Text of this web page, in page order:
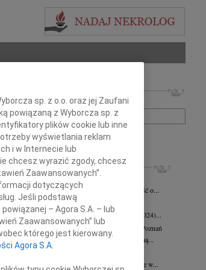
Imię i nazwisko lub numer ogłoszenia:
+ szukanie zaawansowane
INNE NEKROLOGI
Elżbieta Fikus 05.08.2026Poznań
Z głębokim smutkiem przyjęliśmy wiadomość o...
Alina Augustynowicz
Alina Augustynowicz z domu Hinz (1979-2024)...
Małgorzata Oleśkowicz-Popiel
Poznań
Z głębokim smutkiem żegnamy naszą wybitną...
Witold Szulc
Z głębokim żalem przyjęliśmy wiadomość, że w...
sp. z o.o. oraz jej Zaufani
powiązaną z Wyborcza sp. z
plików cookie lub inne
wyświetlania reklam
i w Internecie lub
chcesz wyrazić zgody, chcesz
Zaawansowanych”.
dotyczących
Jeśli podstawą
– Agora S.A. – lub
Zaawansowanych” lub
którego jest kierowany.
Agora S.A.